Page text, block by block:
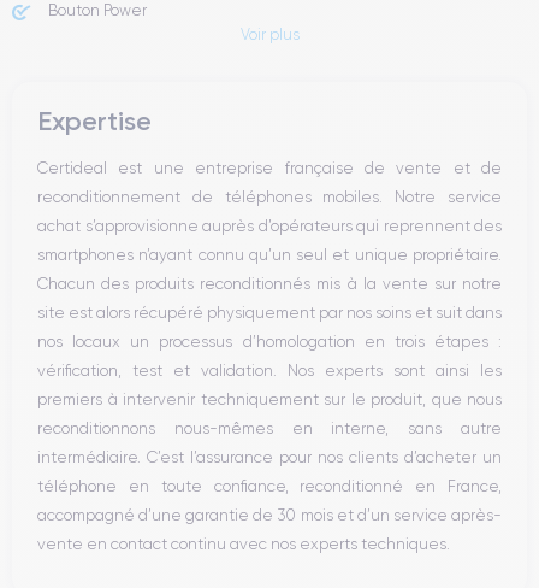
Bouton Power
Haut parleur
Bouton Home
Bluetooth
WiFi
Réseau
Vibreur
Prise USB
Voir plus
Expertise
Certideal est une entreprise française de vente et de
reconditionnement de téléphones mobiles. Notre service
achat s’approvisionne auprès d’opérateurs qui reprennent des
smartphones n’ayant connu qu’un seul et unique propriétaire.
Chacun des produits reconditionnés mis à la vente sur notre
site est alors récupéré physiquement par nos soins et suit dans
nos locaux un processus d’homologation en trois étapes :
vérification, test et validation. Nos experts sont ainsi les
premiers à intervenir techniquement sur le produit, que nous
reconditionnons nous-mêmes en interne, sans autre
intermédiaire. C’est l’assurance pour nos clients d’acheter un
téléphone en toute confiance, reconditionné en France,
accompagné d’une garantie de 30 mois et d’un service après-
vente en contact continu avec nos experts techniques.